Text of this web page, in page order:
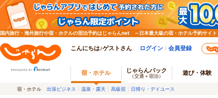
国内旅行・海外旅行や宿・ホテルの宿泊予約はじゃらんnet ～日本最大級の宿・ホテル予約サイト
こんにちは♪ゲストさん ログイン 会員登録
宿・ホテル じゃらんパック
（交通＋宿泊） 遊び・体験
宿・ホテル 出張ビジネス 温泉・露天 高級宿 日帰り・デイユース